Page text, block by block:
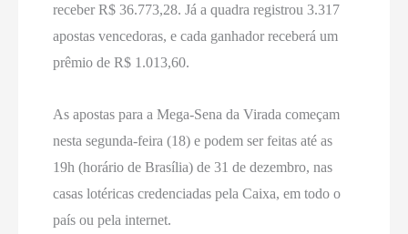
receber R$ 36.773,28. Já a quadra registrou 3.317
apostas vencedoras, e cada ganhador receberá um
prêmio de R$ 1.013,60.
As apostas para a Mega-Sena da Virada começam
nesta segunda-feira (18) e podem ser feitas até as
19h (horário de Brasília) de 31 de dezembro, nas
casas lotéricas credenciadas pela Caixa, em todo o
país ou pela internet.